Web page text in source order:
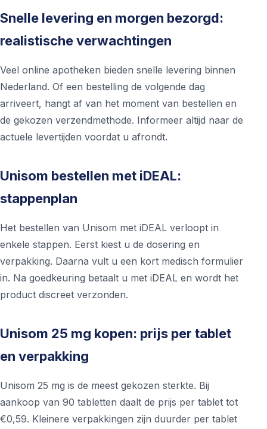
Snelle levering en morgen bezorgd:
realistische verwachtingen
Veel online apotheken bieden snelle levering binnen
Nederland. Of een bestelling de volgende dag
arriveert, hangt af van het moment van bestellen en
de gekozen verzendmethode. Informeer altijd naar de
actuele levertijden voordat u afrondt.
Unisom bestellen met iDEAL:
stappenplan
Het bestellen van Unisom met iDEAL verloopt in
enkele stappen. Eerst kiest u de dosering en
verpakking. Daarna vult u een kort medisch formulier
in. Na goedkeuring betaalt u met iDEAL en wordt het
product discreet verzonden.
Unisom 25 mg kopen: prijs per tablet
en verpakking
Unisom 25 mg is de meest gekozen sterkte. Bij
aankoop van 90 tabletten daalt de prijs per tablet tot
€0,59. Kleinere verpakkingen zijn duurder per tablet